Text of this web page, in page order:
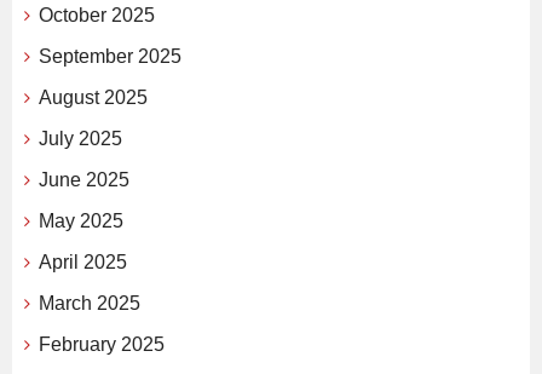
October 2025
September 2025
August 2025
July 2025
June 2025
May 2025
April 2025
March 2025
February 2025